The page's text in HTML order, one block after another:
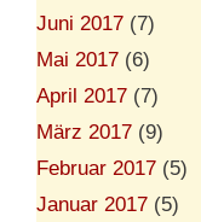
Juni 2017 (7)
Mai 2017 (6)
April 2017 (7)
März 2017 (9)
Februar 2017 (5)
Januar 2017 (5)